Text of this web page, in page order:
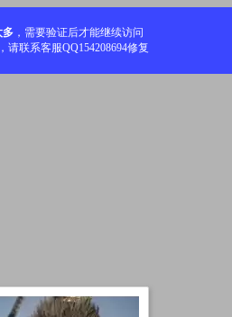
多 ，需要验证后才能继续访问
请联系客服QQ154208694修复